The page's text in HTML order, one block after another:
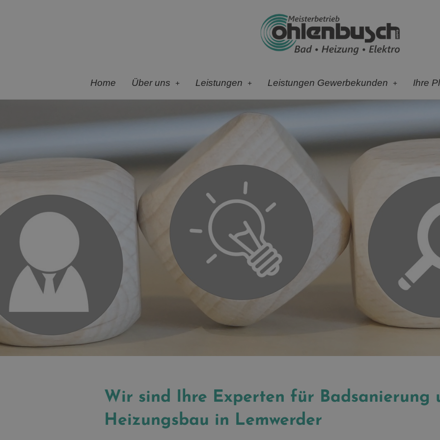
Home Über uns Leistungen Leistungen Gewerbekunden Ihre
Wir sind Ihre Experten für Badsanierung
Heizungsbau in Lemwerder